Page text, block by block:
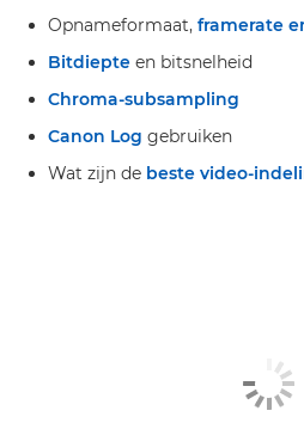
Opnameformaat, framerate
Bitdiepte en bitsnelheid
Chroma-subsampling
Canon Log gebruiken
Wat zijn de beste video-